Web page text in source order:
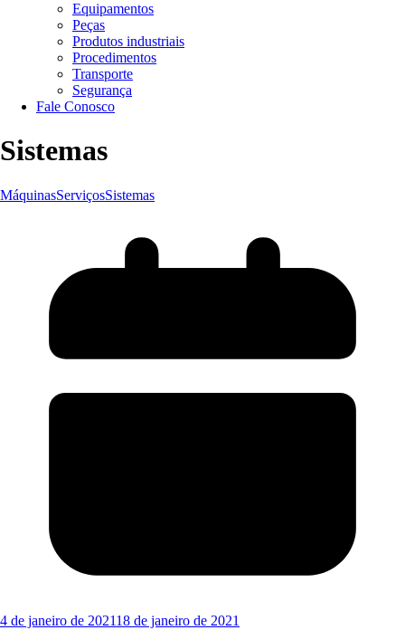
Equipamentos
Peças
Produtos industriais
Procedimentos
Transporte
Segurança
Fale Conosco
Sistemas
MáquinasServiçosSistemas
4 de janeiro de 202118 de janeiro de 2021